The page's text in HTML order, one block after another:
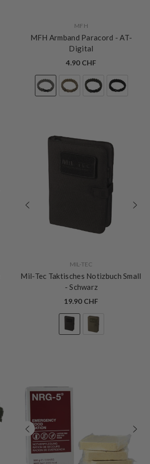
MFH
MFH Armband Paracord - AT-
Digital
4.90 CHF
MIL-TEC
Mil-Tec Taktisches Notizbuch Small
- Schwarz
19.90 CHF